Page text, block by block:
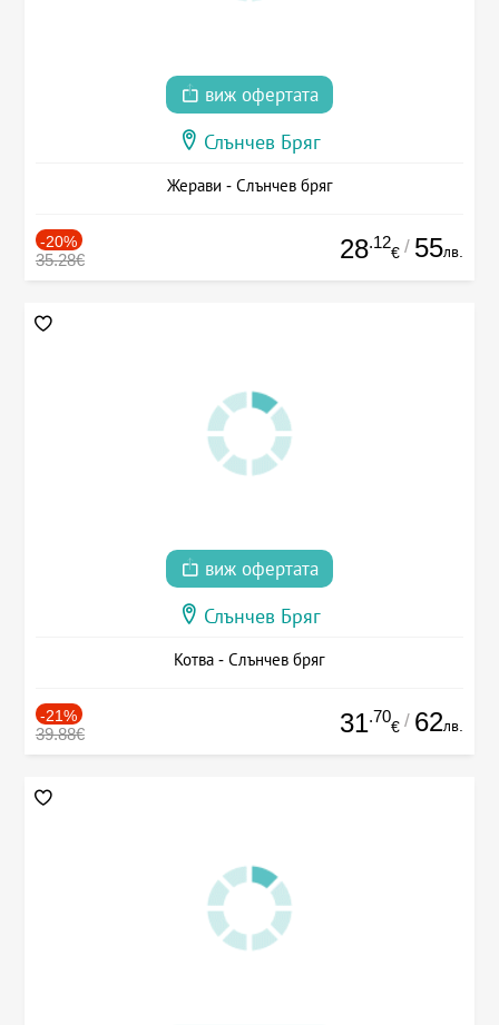
виж офертата
Слънчев Бряг
Жерави - Слънчев бряг
-20%
35.28€ 28.12
€ / 55лв.
виж офертата
Слънчев Бряг
Котва - Слънчев бряг
-21%
39.88€ 31.70
€ / 62лв.